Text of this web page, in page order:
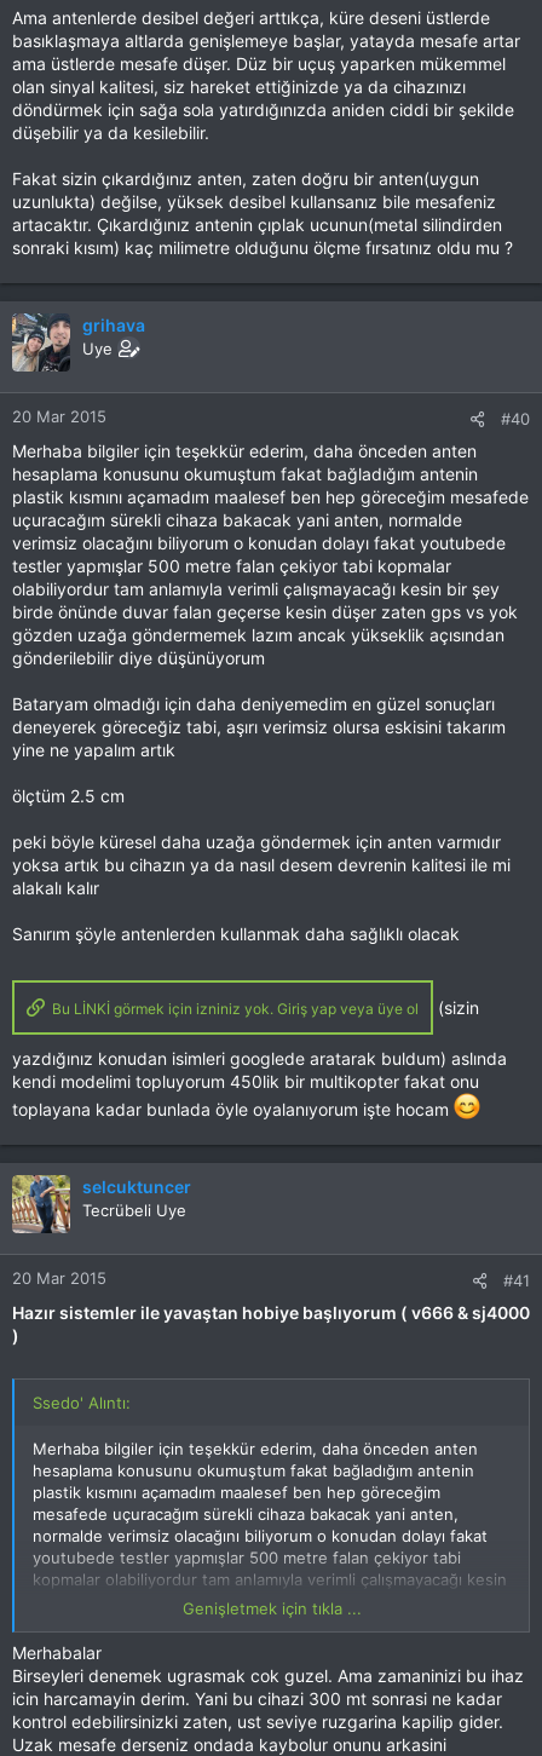
Ama antenlerde desibel değeri arttıkça, küre deseni üstlerde
basıklaşmaya altlarda genişlemeye başlar, yatayda mesafe artar
ama üstlerde mesafe düşer. Düz bir uçuş yaparken mükemmel
olan sinyal kalitesi, siz hareket ettiğinizde ya da cihazınızı
döndürmek için sağa sola yatırdığınızda aniden ciddi bir şekilde
düşebilir ya da kesilebilir.
Fakat sizin çıkardığınız anten, zaten doğru bir anten(uygun
uzunlukta) değilse, yüksek desibel kullansanız bile mesafeniz
artacaktır. Çıkardığınız antenin çıplak ucunun(metal silindirden
sonraki kısım) kaç milimetre olduğunu ölçme fırsatınız oldu mu ?
grihava
Uye
20 Mar 2015 #40
Merhaba bilgiler için teşekkür ederim, daha önceden anten
hesaplama konusunu okumuştum fakat bağladığım antenin
plastik kısmını açamadım maalesef ben hep göreceğim mesafede
uçuracağım sürekli cihaza bakacak yani anten, normalde
verimsiz olacağını biliyorum o konudan dolayı fakat youtubede
testler yapmışlar 500 metre falan çekiyor tabi kopmalar
olabiliyordur tam anlamıyla verimli çalışmayacağı kesin bir şey
birde önünde duvar falan geçerse kesin düşer zaten gps vs yok
gözden uzağa göndermemek lazım ancak yükseklik açısından
gönderilebilir diye düşünüyorum
Bataryam olmadığı için daha deniyemedim en güzel sonuçları
deneyerek göreceğiz tabi, aşırı verimsiz olursa eskisini takarım
yine ne yapalım artık
ölçtüm 2.5 cm
peki böyle küresel daha uzağa göndermek için anten varmıdır
yoksa artık bu cihazın ya da nasıl desem devrenin kalitesi ile mi
alakalı kalır
Sanırım şöyle antenlerden kullanmak daha sağlıklı olacak
Bu LİNKİ görmek için izniniz yok. Giriş yap veya üye ol (sizin
yazdığınız konudan isimleri googlede aratarak buldum) aslında
kendi modelimi topluyorum 450lik bir multikopter fakat onu
toplayana kadar bunlada öyle oyalanıyorum işte hocam
selcuktuncer
Tecrübeli Uye
20 Mar 2015 #41
Hazır sistemler ile yavaştan hobiye başlıyorum ( v666 & sj4000
)
Ssedo' Alıntı:
Merhaba bilgiler için teşekkür ederim, daha önceden anten
hesaplama konusunu okumuştum fakat bağladığım antenin
plastik kısmını açamadım maalesef ben hep göreceğim
mesafede uçuracağım sürekli cihaza bakacak yani anten,
normalde verimsiz olacağını biliyorum o konudan dolayı fakat
youtubede testler yapmışlar 500 metre falan çekiyor tabi
kopmalar olabiliyordur tam anlamıyla verimli çalışmayacağı kesin
bir şey birde önünde duvar falan geçerse kesin düşer zaten
gps vs yok gözden uzağa göndermemek lazım ancak yükseklik
açısından gönderilebilir diye düşünüyorum
Bataryam olmadığı için daha deniyemedim en güzel sonuçları
deneyerek göreceğiz tabi, aşırı verimsiz olursa eskisini takarım
yine ne yapalım artık
Genişletmek için tıkla ...
Merhabalar
Birseyleri denemek ugrasmak cok guzel. Ama zamaninizi bu ihaz
icin harcamayin derim. Yani bu cihazi 300 mt sonrasi ne kadar
kontrol edebilirsinizki zaten, ust seviye ruzgarina kapilip gider.
Uzak mesafe derseniz ondada kaybolur onunu arkasini